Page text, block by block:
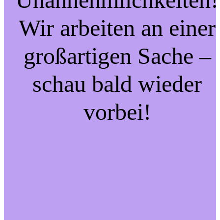
Wir arbeiten an einer
großartigen Sache –
schau bald wieder
vorbei!